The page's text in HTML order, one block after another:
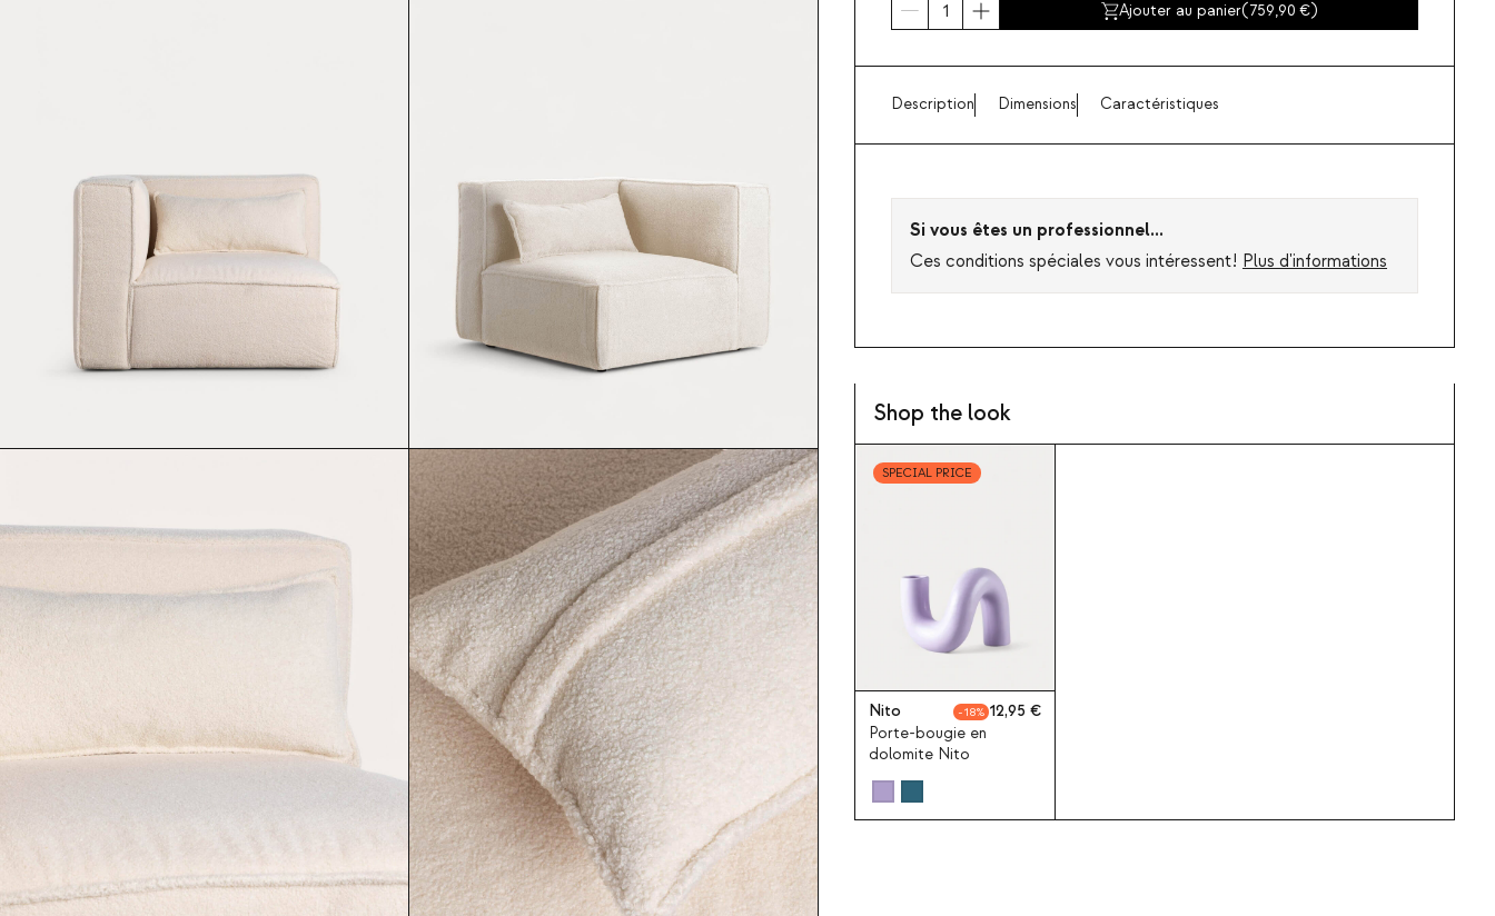
Ajouter au panier(759,90 )
Description Dimensions Caractéristiques
Si vous êtes un professionnel...
Ces conditions spéciales vous intéressent! Plus d'informations
Shop the look
SPECIAL PRICE
Nito 18
12,95
Porte-bougie en
dolomite Nito